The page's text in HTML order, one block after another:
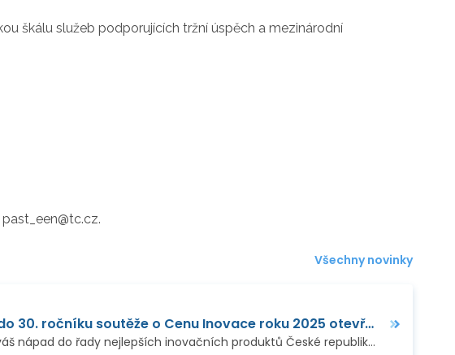
škálu služeb podporujících tržní úspěch a mezinárodní
Všechny novinky
digitálních a deep-tech startupů vedených ženami.
Přihlášky do 30. ročníku soutěže o Cenu Inovace roku 2025 otevřeny!
Postaví se váš nápad do řady nejlepších inovačních produktů České republiky?